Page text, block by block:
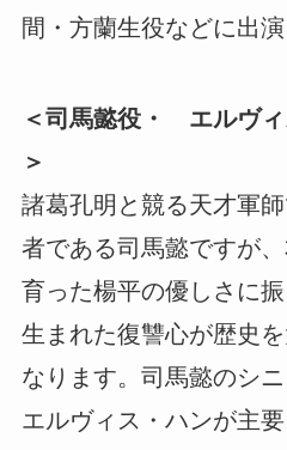
間・方蘭生役などに出演
＜司馬懿役・ エルヴィ
＞
諸葛孔明と競る天才軍
者である司馬懿ですが
育った楊平の優しさに
生まれた復讐心が歴史
なります。司馬懿のシ
エルヴィス・ハンが主